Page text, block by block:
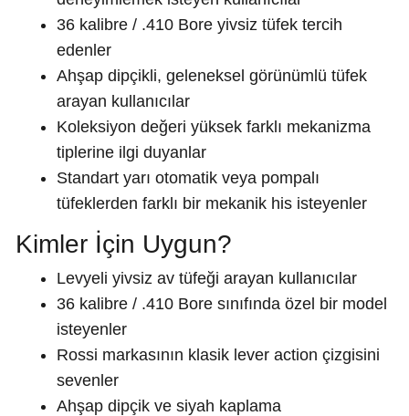
36 kalibre / .410 Bore yivsiz tüfek tercih
edenler
Ahşap dipçikli, geleneksel görünümlü tüfek
arayan kullanıcılar
Koleksiyon değeri yüksek farklı mekanizma
tiplerine ilgi duyanlar
Standart yarı otomatik veya pompalı
tüfeklerden farklı bir mekanik his isteyenler
Kimler İçin Uygun?
Levyeli yivsiz av tüfeği arayan kullanıcılar
36 kalibre / .410 Bore sınıfında özel bir model
isteyenler
Rossi markasının klasik lever action çizgisini
sevenler
Ahşap dipçik ve siyah kaplama